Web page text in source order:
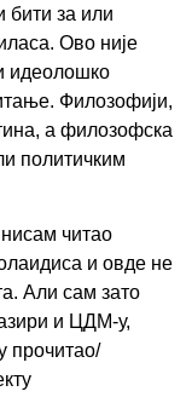
бити за или
Ово није
идеолошко
Филозофији,
а филозофска
политичким
читао
и овде не
Али сам зато
и ЦДМ-у,
прочитао/